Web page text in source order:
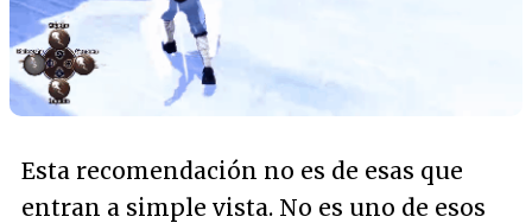
Esta recomendación no es de esas que
entran a simple vista. No es uno de esos